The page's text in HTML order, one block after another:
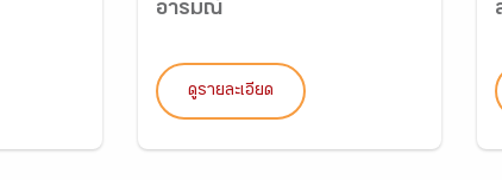
อารมณ์
ดูรายละเอียด